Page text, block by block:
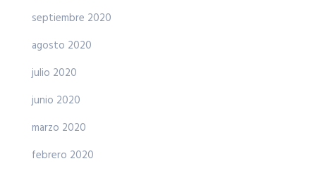
septiembre 2020
agosto 2020
julio 2020
junio 2020
marzo 2020
febrero 2020